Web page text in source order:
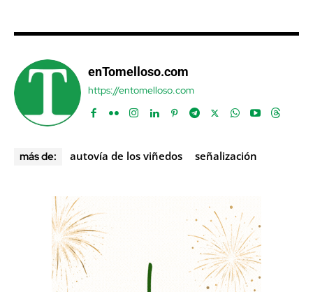
enTomelloso.com
https://entomelloso.com
más de: autovía de los viñedos señalización